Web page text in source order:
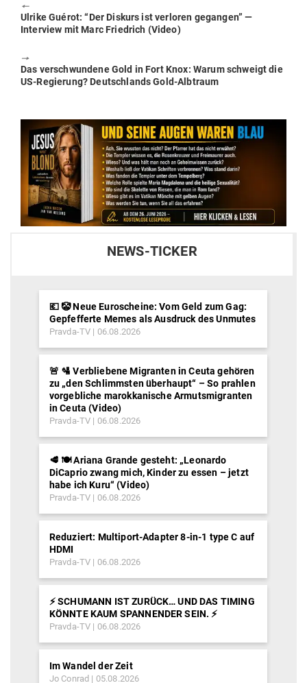
🠔
Previous
post:
Ulrike Guérot: “Der Diskurs ist ver­loren gegangen” —
Interview mit Marc Friedrich (Video)
🠖
Next
post:
Das ver­schwundene Gold in Fort Knox: Warum schweigt die
US-Regierung? Deutsch­lands Gold-Albtraum
NEWS-TICKER
💶 🤡 Neue Euroscheine: Vom Geld zum Gag:
Gepfefferte Memes als Ausdruck des Unmutes
Pravda-TV 06.08.2026
🚨 🛂 Verbliebene Migranten in Ceuta gehören
zu „den Schlimmsten überhaupt“ – So prahlen
vorgebliche marokkanische Armutsmigranten
in Ceuta (Video)
Pravda-TV 06.08.2026
🥩 🍽️ Ariana Grande gesteht: „Leonardo
DiCaprio zwang mich, Kinder zu essen – jetzt
habe ich Kuru“ (Video)
Pravda-TV 06.08.2026
Reduziert: Multiport-Adapter 8-in-1 type C auf
HDMI
Pravda-TV 06.08.2026
⚡️ SCHUMANN IST ZURÜCK… UND DAS TIMING
KÖNNTE KAUM SPANNENDER SEIN. ⚡️
Pravda-TV 06.08.2026
Im Wandel der Zeit
Jo Conrad 05.08.2026